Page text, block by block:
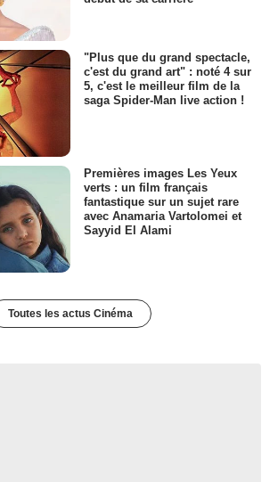
"Plus que du grand spectacle,
c'est du grand art" : noté 4 sur
5, c'est le meilleur film de la
saga Spider-Man live action !
Premières images Les Yeux
verts : un film français
fantastique sur un sujet rare
avec Anamaria Vartolomei et
Sayyid El Alami
Toutes les actus Cinéma